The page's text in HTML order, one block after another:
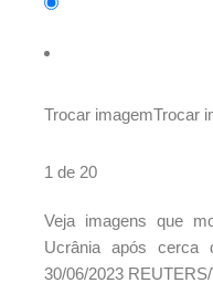
Trocar imagemTrocar
1 de 20
Veja imagens que
Ucrânia após
30/06/2023